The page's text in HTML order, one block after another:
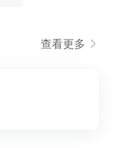
查看更多